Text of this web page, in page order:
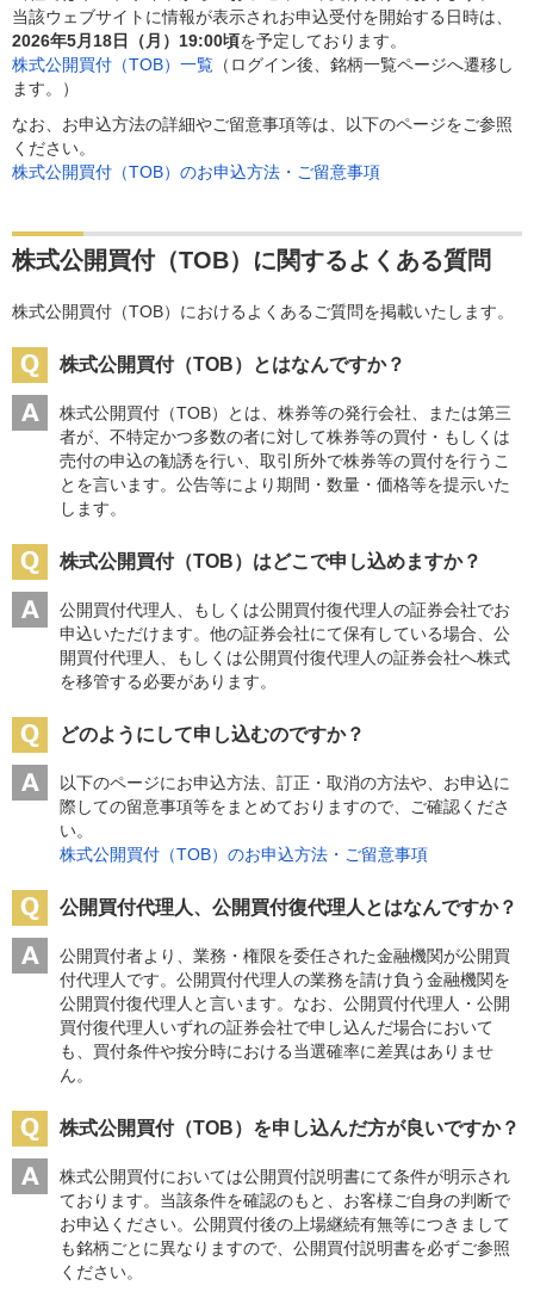
当該ウェブサイトに情報が表示されお申込受付を開始する日時は、
2026年5月18日（月）19:00頃を予定しております。
株式公開買付（TOB）一覧 （ログイン後、銘柄一覧ページへ遷移し
ます。）
なお、お申込方法の詳細やご留意事項等は、以下のページをご参照
ください。
株式公開買付（TOB）のお申込方法・ご留意事項
株式公開買付（TOB）に関するよくある質問
株式公開買付（TOB）におけるよくあるご質問を掲載いたします。
株式公開買付（TOB）とはなんですか？
株式公開買付（TOB）とは、株券等の発行会社、または第三
者が、不特定かつ多数の者に対して株券等の買付・もしくは
売付の申込の勧誘を行い、取引所外で株券等の買付を行うこ
とを言います。公告等により期間・数量・価格等を提示いた
します。
株式公開買付（TOB）はどこで申し込めますか？
公開買付代理人、もしくは公開買付復代理人の証券会社でお
申込いただけます。他の証券会社にて保有している場合、公
開買付代理人、もしくは公開買付復代理人の証券会社へ株式
を移管する必要があります。
どのようにして申し込むのですか？
以下のページにお申込方法、訂正・取消の方法や、お申込に
際しての留意事項等をまとめておりますので、ご確認くださ
い。
株式公開買付（TOB）のお申込方法・ご留意事項
公開買付代理人、公開買付復代理人とはなんですか？
公開買付者より、業務・権限を委任された金融機関が公開買
付代理人です。公開買付代理人の業務を請け負う金融機関を
公開買付復代理人と言います。なお、公開買付代理人・公開
買付復代理人いずれの証券会社で申し込んだ場合において
も、買付条件や按分時における当選確率に差異はありませ
ん。
株式公開買付（TOB）を申し込んだ方が良いですか？
株式公開買付においては公開買付説明書にて条件が明示され
ております。当該条件を確認のもと、お客様ご自身の判断で
お申込ください。公開買付後の上場継続有無等につきまして
も銘柄ごとに異なりますので、公開買付説明書を必ずご参照
ください。